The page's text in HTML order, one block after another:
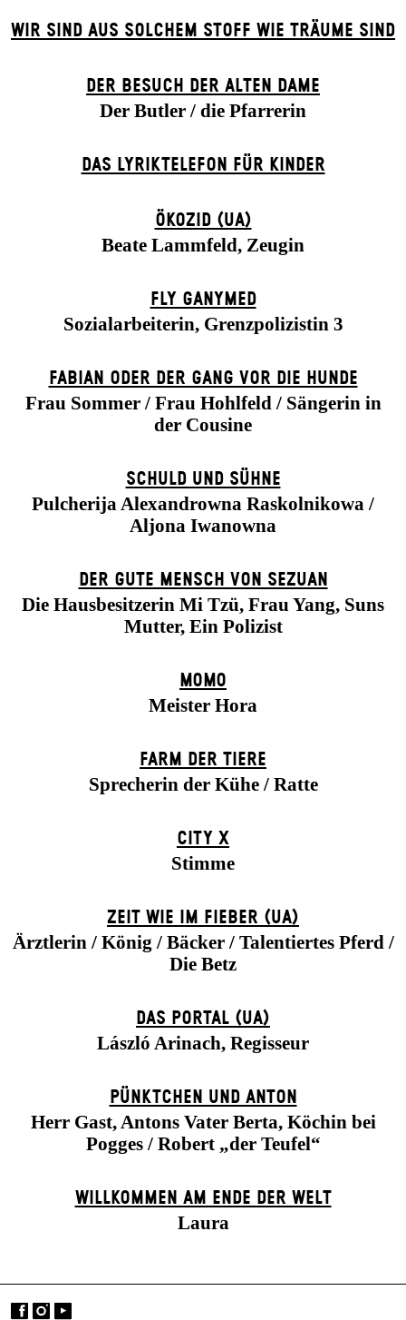
WIR SIND AUS SOLCHEM STOFF WIE TRÄUME SIND
DER BE­SUCH DER ALT­EN DA­ME
Der Butler / die Pfarrerin
DAS LYRIKTELEFON FÜR KINDER
ÖKOZID (UA)
Beate Lammfeld, Zeugin
FLY GANYMED
Sozialarbeiterin, Grenzpolizistin 3
FABIAN ODER DER GANG VOR DIE HUNDE
Frau Sommer / Frau Hohlfeld / Sängerin in
der Cousine
SCHULD UND SÜHNE
Pulcherija Alexandrowna Raskolnikowa /
Aljona Iwanowna
DER GUTE MENSCH VON SEZUAN
Die Hausbesitzerin Mi Tzü, Frau Yang, Suns
Mutter, Ein Polizist
MOMO
Meister Hora
FARM DER TIERE
Sprecherin der Kühe / Ratte
CITY X
Stimme
ZEIT WIE IM FIEBER (UA)
Ärztlerin / König / Bäcker / Talentiertes Pferd /
Die Betz
DAS POR­TAL (UA)
László Arinach, Regisseur
PÜNKTCHEN UND ANTON
Herr Gast, Antons Vater Berta, Köchin bei
Pogges / Robert „der Teufel“
WILLKOMMEN AM ENDE DER WELT
Laura